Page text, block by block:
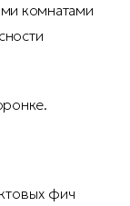
комнатами
фич